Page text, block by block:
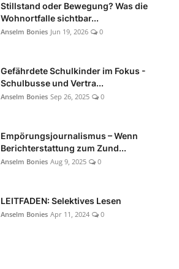
Stillstand oder Bewegung? Was die
Wohnortfalle sichtbar...
Anselm Bonies Jun 19, 2026 0
Gefährdete Schulkinder im Fokus -
Schulbusse und Vertra...
Anselm Bonies Sep 26, 2025 0
Empörungsjournalismus – Wenn
Berichterstattung zum Zund...
Anselm Bonies Aug 9, 2025 0
LEITFADEN: Selektives Lesen
Anselm Bonies Apr 11, 2024 0